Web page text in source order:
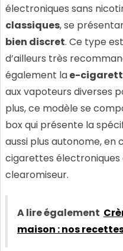
électroniques sans
classiques, se
bien discret. Ce type
d’ailleurs très
également lae-
aux vapoteurs diverses
plus, ce modèle se
box qui présente la
aussi plus autonome, en
cigarettes électroniques
clearomiseur.
A lire également
maison : nos